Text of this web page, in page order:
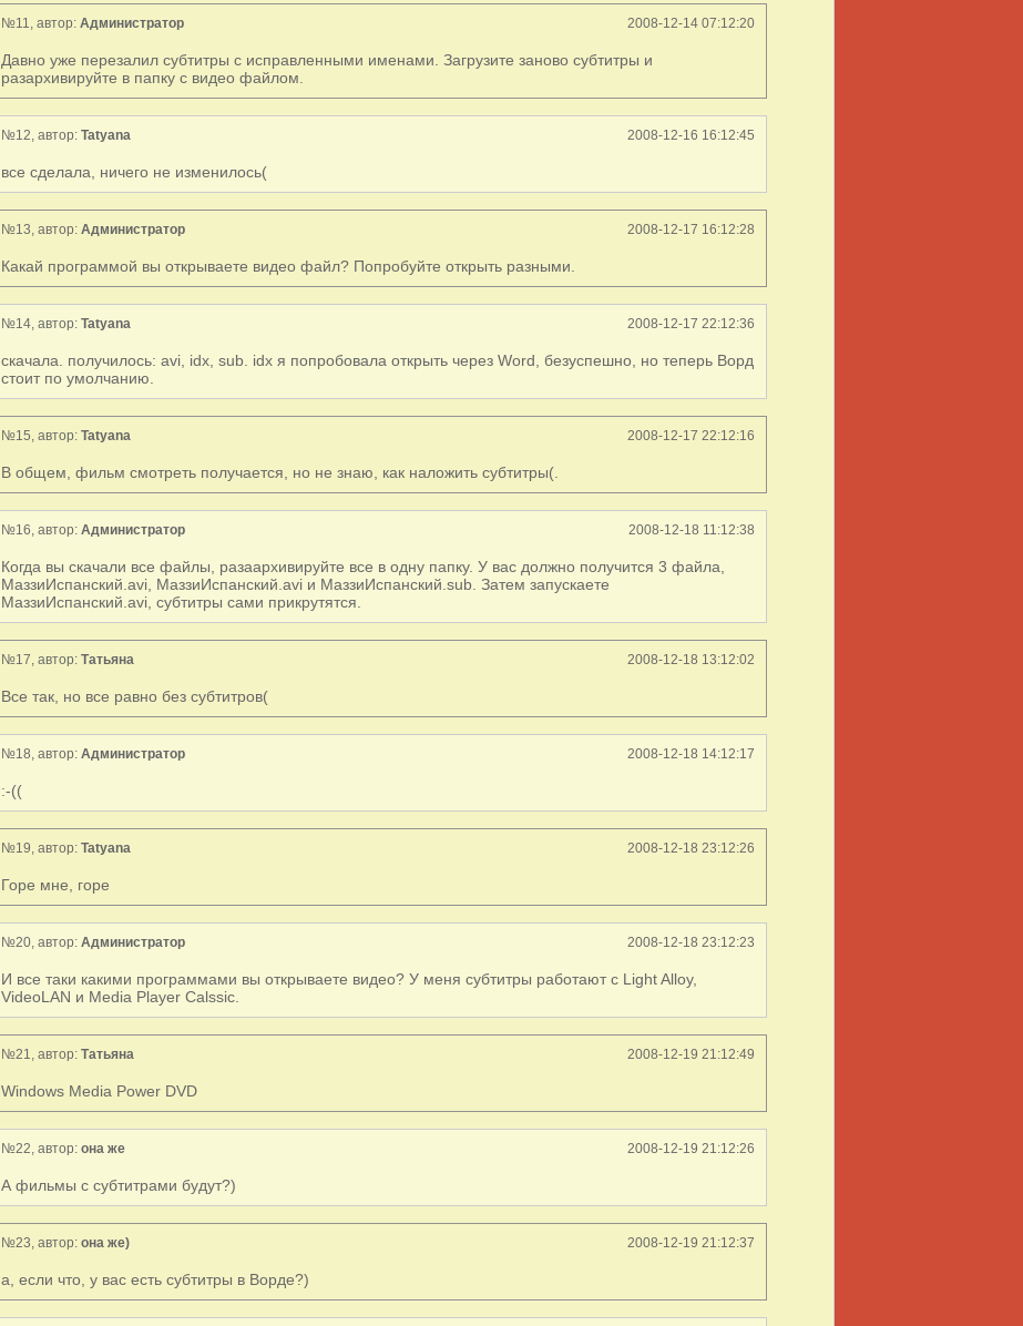
№11, автор: Администратор 2008-12-14 07:12:20
Давно уже перезалил субтитры с исправленными именами. Загрузите заново субтитры и
разархивируйте в папку с видео файлом.
№12, автор: Tatyana 2008-12-16 16:12:45
все сделала, ничего не изменилось(
№13, автор: Администратор 2008-12-17 16:12:28
Какай программой вы открываете видео файл? Попробуйте открыть разными.
№14, автор: Tatyana 2008-12-17 22:12:36
скачала. получилось: avi, idx, sub. idx я попробовала открыть через Word, безуспешно, но теперь Ворд
стоит по умолчанию.
№15, автор: Tatyana 2008-12-17 22:12:16
В общем, фильм смотреть получается, но не знаю, как наложить субтитры(.
№16, автор: Администратор 2008-12-18 11:12:38
Когда вы скачали все файлы, разаархивируйте все в одну папку. У вас должно получится 3 файла,
МаззиИспанский.avi, МаззиИспанский.avi и МаззиИспанский.sub. Затем запускаете
МаззиИспанский.avi, субтитры сами прикрутятся.
№17, автор: Татьяна 2008-12-18 13:12:02
Все так, но все равно без субтитров(
№18, автор: Администратор 2008-12-18 14:12:17
:-((
№19, автор: Tatyana 2008-12-18 23:12:26
Горе мне, горе
№20, автор: Администратор 2008-12-18 23:12:23
И все таки какими программами вы открываете видео? У меня субтитры работают с Light Alloy,
VideoLAN и Media Player Calssic.
№21, автор: Татьяна 2008-12-19 21:12:49
Windows Media Power DVD
№22, автор: она же 2008-12-19 21:12:26
А фильмы с субтитрами будут?)
№23, автор: она же) 2008-12-19 21:12:37
а, если что, у вас есть субтитры в Ворде?)